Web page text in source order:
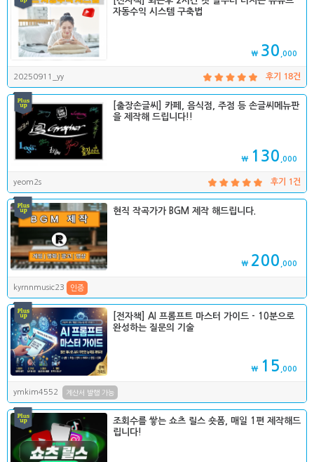
자동수익 시스템 구축법
₩ 30 ,000
20250911_yy 후기 18건
[출장손글씨] 카페, 음식점, 주점 등 손글씨메뉴판
을 제작해 드립니다!!
₩ 130 ,000
yeom2s 후기 1건
현직 작곡가가 BGM 제작 해드립니다.
₩ 200 ,000
kyrnnmusic23 인증
[전자책] AI 프롬프트 마스터 가이드 - 10분으로
완성하는 질문의 기술
₩ 15 ,000
ymkim4552 계산서 발행 가능
조회수를 쌓는 쇼츠 릴스 숏폼, 매일 1편 제작해드
립니다!